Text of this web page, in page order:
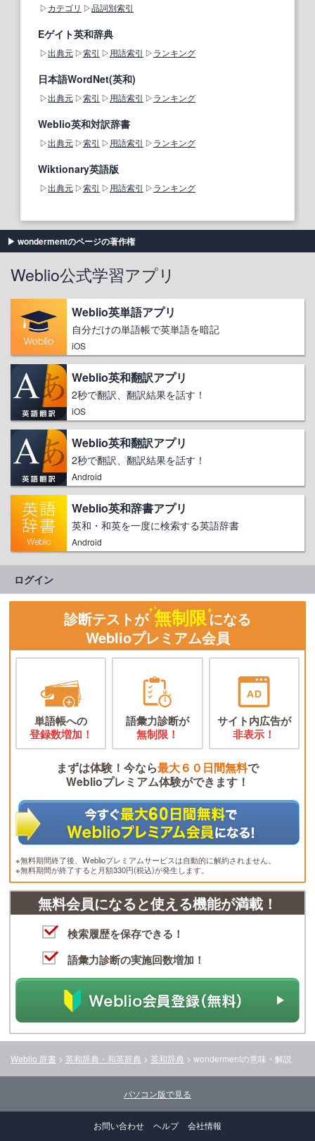
カテゴリ
品詞別索引
Eゲイト英和辞典
出典元 索引 用語索引 ランキング
日本語WordNet(英和)
出典元 索引 用語索引 ランキング
Weblio英和対訳辞書
出典元 索引 用語索引 ランキング
Wiktionary英語版
出典元 索引 用語索引 ランキング
wondermentのページの著作権
Weblio公式学習アプリ
Weblio英単語アプリ
自分だけの単語帳で英単語を暗記
iOS
Weblio英和翻訳アプリ
2秒で翻訳、翻訳結果を話す！
iOS
Weblio英和翻訳アプリ
2秒で翻訳、翻訳結果を話す！
Android
Weblio英和辞書アプリ
英和・和英を一度に検索する英語辞書
Android
ログイン
診断テストが 無制限になる
Weblioプレミアム会員
単語帳への
登録数増加！
語彙力診断が
無制限！
サイト内広告が
非表示！
まずは体験！今なら最大６０日間無料で
Weblioプレミアム体験ができます！
※無料期間終了後、Weblioプレミアムサービスは自動的に解約されません。
※無料期間が終了すると月額330円(税込)が発生します。
無料会員になると使える機能が満載！
検索履歴を保存できる！
語彙力診断の実施回数増加！
Weblio 辞書 > 英和辞典・和英辞典 > 英和辞典 > wondermentの意味・解説
パソコン版で見る
お問い合わせ ヘルプ 会社情報